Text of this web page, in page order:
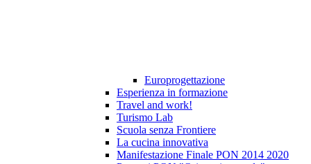
Europrogettazione
Esperienza in formazione
Travel and work!
Turismo Lab
Scuola senza Frontiere
La cucina innovativa
Manifestazione Finale PON 2014 2020